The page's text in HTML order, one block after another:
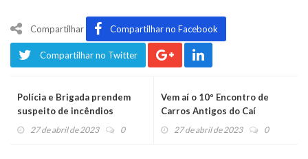
Compartilhar Compartilhar no Facebook
Compartilhar no Twitter
Polícia e Brigada prendem
suspeito de incêndios
criminosos no interior de
27 de abril de 2023 0
Vem aí o 10º Encontro de
Carros Antigos do Caí
27 de abril de 2023 0